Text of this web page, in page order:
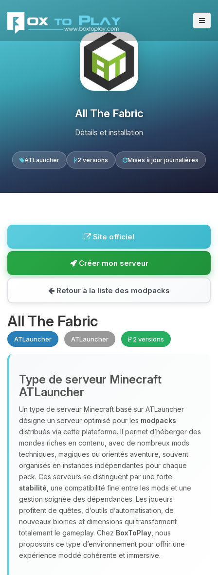
All The Fabric
Détails et installation
ATLauncher 2 versions Mises à jour journalières
Site officiel
Créer mon serveur
Retour à la liste des modpacks
All The Fabric
ATLauncher ATLauncher 2 versions
Type de serveur Minecraft
ATLauncher
Un type de serveur Minecraft basé sur ATLauncher
désigne un serveur optimisé pour les modpacks
distribués via cette plateforme. Il permet d’héberger des
mondes riches en contenu, avec de nombreux mods
techniques, magiques ou orientés aventure, souvent
organisés en instances indépendantes pour chaque
pack. Ces serveurs se distinguent par une forte
stabilité , une compatibilité fine entre les mods et une
gestion soignée des dépendances. Les joueurs
profitent de quêtes, d’outils d’automatisation, de
nouveaux biomes et dimensions qui transforment
totalement le gameplay. Chez BoxToPlay , nous
proposons ce type d’environnement pour offrir une
expérience moddé cohérente et immersive.
Youpi, enfin quelqu’un pour me
parler ! Moi c’est Choupy, ton petit
assistant BoxToPlay. Dis-moi ce dont
tu as besoin et je vais remuer mes
petits circuits pour t’aider.
07/08/2026 à 19:21